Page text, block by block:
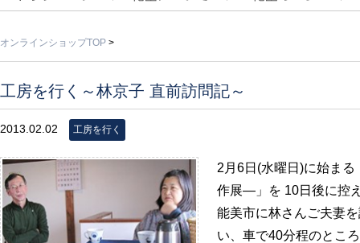
オンラインショップTOP >
工房を行く～林京子 直前訪問記～
2013.02.02 工房を行く
2月6日(水曜日)に始ま
作展―」を 10日後に控
能美市に林さんご夫妻
い、車で40分程のとこ